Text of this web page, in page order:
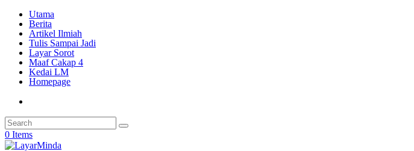
Utama
Berita
Artikel Ilmiah
Tulis Sampai Jadi
Layar Sorot
Maaf Cakap 4
Kedai LM
Homepage
0 Items